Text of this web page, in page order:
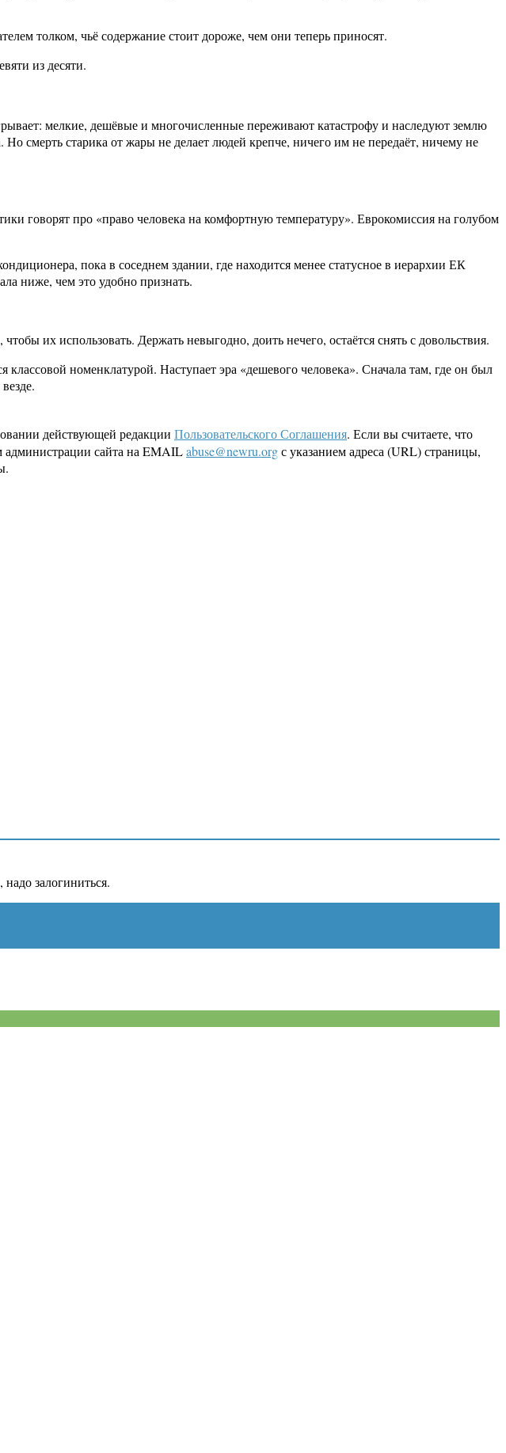
толком, чьё содержание стоит дороже, чем они теперь приносят.
из десяти.
мелкие, дешёвые и многочисленные переживают катастрофу и наследуют землю
смерть старика от жары не делает людей крепче, ничего им не передаёт, ничему не
говорят про «право человека на комфортную температуру». Еврокомиссия на голубом
пока в соседнем здании, где находится менее статусное в иерархии ЕК
ниже, чем это удобно признать.
их использовать. Держать невыгодно, доить нечего, остаётся снять с довольствия.
номенклатурой. Наступает эра «дешевого человека». Сначала там, где он был
действующей редакции Пользовательского Соглашения. Если вы считаете, что
администрации сайта на EMAILabuse@newru.orgс указанием адреса (URL) страницы,
залогиниться.